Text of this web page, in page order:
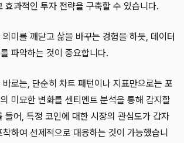
효과적인 투자 전략을 구축할 수 있습니다.
미를 깨닫고 삶을 바꾸는 경험을 하듯, 데이터
파악하는 것이 중요합니다.
로는, 단순히 차트 패턴이나 지표만으로는 포
미묘한 변화를 센티멘트 분석을 통해 감지할
들어, 특정 코인에 대한 시장의 관심도가 갑자
하여 선제적으로 대응하는 것이 가능했습니